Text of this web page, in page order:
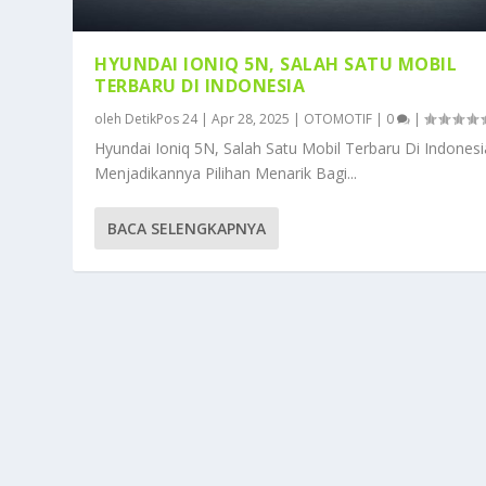
HYUNDAI IONIQ 5N, SALAH SATU MOBIL
TERBARU DI INDONESIA
oleh DetikPos 24|Apr 28, 2025 | OTOMOTIF | 0 |
Hyundai Ioniq 5N, Salah Satu Mobil Terbaru Di
Menjadikannya Pilihan Menarik Bagi...
BACA SELENGKAPNYA